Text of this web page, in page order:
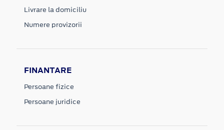
Livrare la domiciliu
Numere provizorii
FINANTARE
Persoane fizice
Persoane juridice